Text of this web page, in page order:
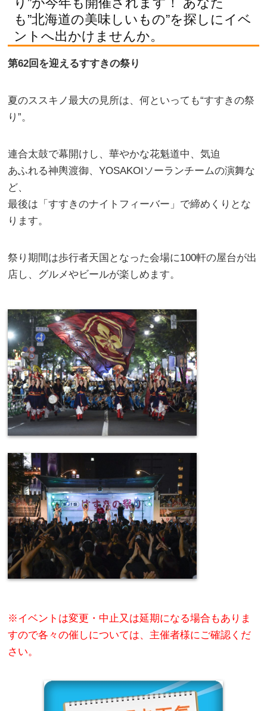
も”北海道の美味しいもの”を探しにイベ
ントへ出かけませんか。
第62回を迎えるすすきの祭り
夏のススキノ最大の見所は、何といっても“すすきの祭
り”。
連合太鼓で幕開けし、華やかな花魁道中、気迫
あふれる神輿渡御、YOSAKOIソーランチームの演舞な
ど、
最後は「すすきのナイトフィーバー」で締めくりとな
ります。
祭り期間は歩行者天国となった会場に100軒の屋台が出
店し、グルメやビールが楽しめます。
※イベントは変更・中止又は延期になる場合もありま
すので各々の催しについては、主催者様にご確認くだ
さい。